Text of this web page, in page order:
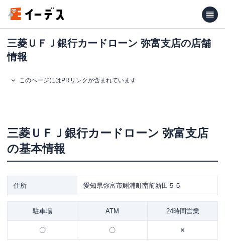
三菱ＵＦＪ銀行カードローン 弥富支店の店舗
情報
このページにはPRリンクが含まれています
三菱ＵＦＪ銀行カードローン 弥富支店
の基本情報
住所 愛知県弥富市鯏浦町南前新田５５
駐車場 ATM 24時間営業
〇 〇 ✕